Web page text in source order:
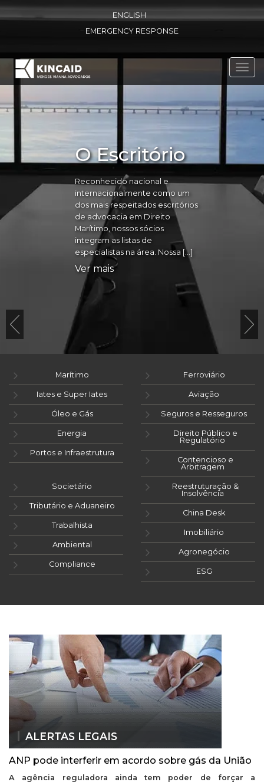
ENGLISH
EMERGENCY RESPONSE
O Escritório
Reconhecido nacional e
internacionalmente como um
dos mais respeitados escritórios
de advocacia em Direito
Marítimo, nossos sócios
integram as listas de
especialistas na área. Nossa […]
Ver mais
Marítimo
Iates e Super Iates
Óleo e Gás
Energia
Portos e Infraestrutura
Ferroviário
Aviação
Seguros e Resseguros
Direito Público e
Regulatório
Contencioso e
Arbitragem
Societário
Tributário e Aduaneiro
Trabalhista
Ambiental
Compliance
Reestruturação &
Insolvência
China Desk
Imobiliário
Agronegócio
ESG
ALERTAS LEGAIS
ANP pode interferir em acordo sobre gás da União
A agência reguladora ainda tem poder de forçar a